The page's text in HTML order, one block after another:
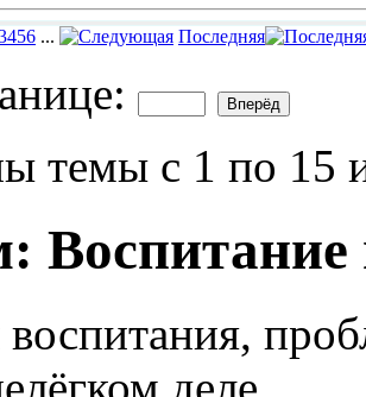
456 ... Последняя
темы с 1 по 15
Воспитание